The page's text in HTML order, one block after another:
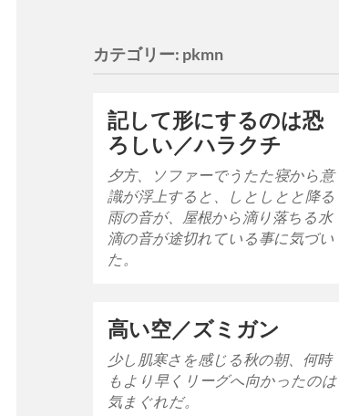
カテゴリー: pkmn
記して形にするのは恐
ろしい／ハラクチ
夕方、ソファーでうたた寝から意
識が浮上すると、しとしとと降る
雨の音が、屋根から滴り落ちる水
滴の音が途切れている事に気づい
た。
高い空／ズミガン
少し肌寒さを感じる秋の朝、何時
もより早くリーグへ向かったのは
気まぐれだ。